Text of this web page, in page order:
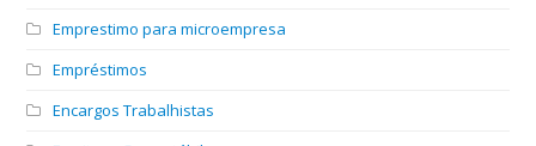
Emprestimo para microempresa
Empréstimos
Encargos Trabalhistas